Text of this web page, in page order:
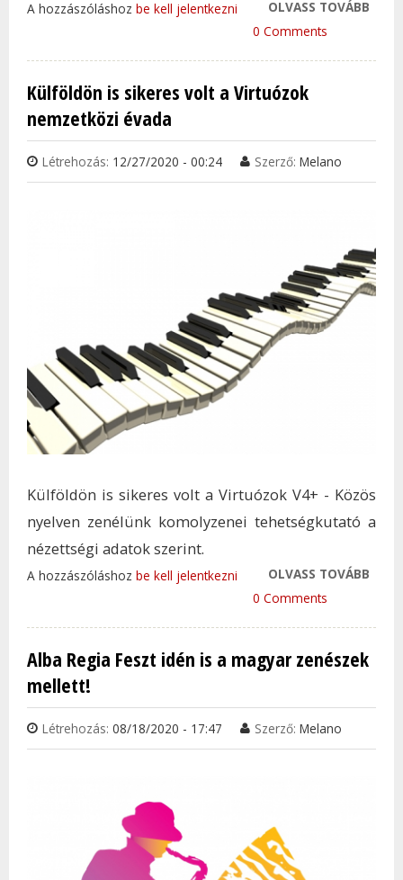
OLVASS TOVÁBB
A hozzászóláshoz be kell jelentkezni
0 Comments
Külföldön is sikeres volt a Virtuózok
nemzetközi évada
Létrehozás: 12/27/2020 - 00:24 Szerző: Melano
Külföldön is sikeres volt a Virtuózok V4+ - Közös
nyelven zenélünk komolyzenei tehetségkutató a
nézettségi adatok szerint.
OLVASS TOVÁBB
A hozzászóláshoz be kell jelentkezni
0 Comments
Alba Regia Feszt idén is a magyar zenészek
mellett!
Létrehozás: 08/18/2020 - 17:47 Szerző: Melano